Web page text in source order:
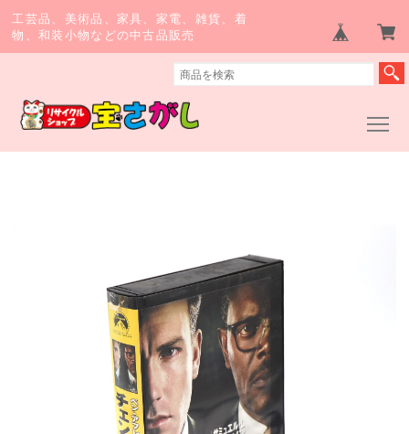
工芸品、美術品、家具、家電、雑貨、着
物、和装小物などの中古品販売